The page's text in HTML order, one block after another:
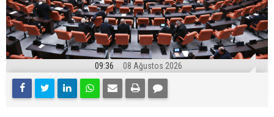
09:36 08 Ağustos 2026